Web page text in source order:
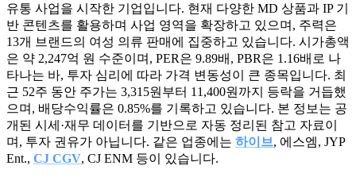
유통 사업을 시작한 기업입니다. 현재 다양한 MD 상품과 IP 기
반 콘텐츠를 활용하며 사업 영역을 확장하고 있으며, 주력은
13개 브랜드의 여성 의류 판매에 집중하고 있습니다. 시가총액
은 약 2,247억 원 수준이며, PER은 9.89배, PBR은 1.16배로 나
타나는 바, 투자 심리에 따라 가격 변동성이 큰 종목입니다. 최
근 52주 동안 주가는 3,315원부터 11,400원까지 등락을 거듭했
으며, 배당수익률은 0.85%를 기록하고 있습니다. 본 정보는 공
개된 시세·재무 데이터를 기반으로 자동 정리된 참고 자료이
며, 투자 권유가 아닙니다. 같은 업종에는 하이브, 에스엠, JYP
Ent., CJ CGV, CJ ENM 등이 있습니다.